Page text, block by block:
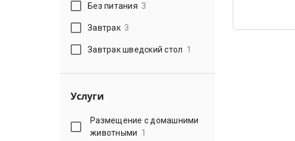
Без питания 3
Завтрак 3
Завтрак шведский стол 1
Услуги
Размещение с домашними
животными 1